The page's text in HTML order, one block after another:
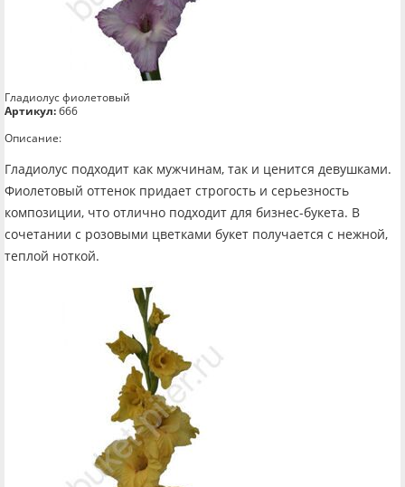
Гладиолус фиолетовый
Артикул:б66
Описание:
Гладиолус подходит как мужчинам, так и ценится девушками.
Фиолетовый оттенок придает строгость и серьезность
композиции, что отлично подходит для бизнес-букета. В
сочетании с розовыми цветками букет получается с нежной,
теплой ноткой.